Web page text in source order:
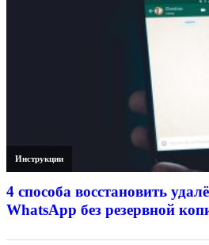
Инструкции
4 способа восстановить
WhatsApp без резервной